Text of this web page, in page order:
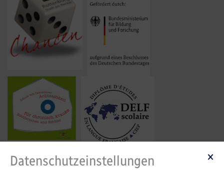
Datenschutzeinstellungen